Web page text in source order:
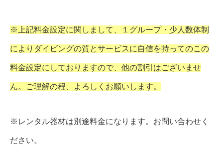
※上記料金設定に関しまして、１グループ・少人数体制
によりダイビングの質とサービスに自信を持ってのこの
料金設定にしておりますので、他の割引はございませ
ん。ご理解の程、よろしくお願いします。
※レンタル器材は別途料金になります。お問い合わせく
ださい。